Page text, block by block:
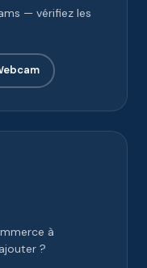
— vérifiez les
à
?